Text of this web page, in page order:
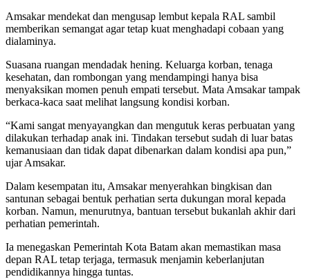
Amsakar mendekat dan mengusap lembut kepala RAL sambil
memberikan semangat agar tetap kuat menghadapi cobaan yang
dialaminya.
Suasana ruangan mendadak hening. Keluarga korban, tenaga
kesehatan, dan rombongan yang mendampingi hanya bisa
menyaksikan momen penuh empati tersebut. Mata Amsakar tampak
berkaca-kaca saat melihat langsung kondisi korban.
“Kami sangat menyayangkan dan mengutuk keras perbuatan yang
dilakukan terhadap anak ini. Tindakan tersebut sudah di luar batas
kemanusiaan dan tidak dapat dibenarkan dalam kondisi apa pun,”
ujar Amsakar.
Dalam kesempatan itu, Amsakar menyerahkan bingkisan dan
santunan sebagai bentuk perhatian serta dukungan moral kepada
korban. Namun, menurutnya, bantuan tersebut bukanlah akhir dari
perhatian pemerintah.
Ia menegaskan Pemerintah Kota Batam akan memastikan masa
depan RAL tetap terjaga, termasuk menjamin keberlanjutan
pendidikannya hingga tuntas.